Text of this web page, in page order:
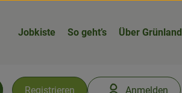
Jobkiste So geht’s Über Grünland
Registrieren Anmelden